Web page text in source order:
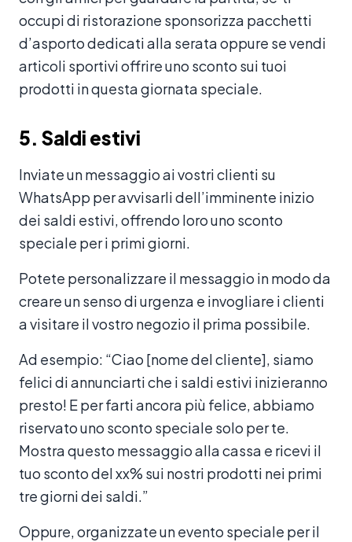
occupi di ristorazione sponsorizza pacchetti
d’asporto dedicati alla serata oppure se vendi
articoli sportivi offrire uno sconto sui tuoi
prodotti in questa giornata speciale.
5. Saldi estivi
Inviate un messaggio ai vostri clienti su
WhatsApp per avvisarli dell’imminente inizio
dei saldi estivi, offrendo loro uno sconto
speciale per i primi giorni.
Potete personalizzare il messaggio in modo da
creare un senso di urgenza e invogliare i clienti
a visitare il vostro negozio il prima possibile.
Ad esempio: “Ciao [nome del cliente], siamo
felici di annunciarti che i saldi estivi inizieranno
presto! E per farti ancora più felice, abbiamo
riservato uno sconto speciale solo per te.
Mostra questo messaggio alla cassa e ricevi il
tuo sconto del xx% sui nostri prodotti nei primi
tre giorni dei saldi.”
Oppure, organizzate un evento speciale per il